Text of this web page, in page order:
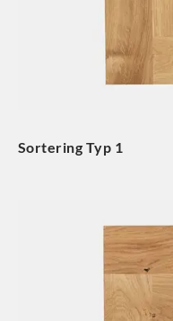
Sortering Typ 1